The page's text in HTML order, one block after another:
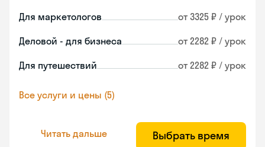
Для маркетологов от 3325 ₽ / урок
Деловой - для бизнеса от 2282 ₽ / урок
Для путешествий от 2282 ₽ / урок
Все услуги и цены (5)
Читать дальше Выбрать время